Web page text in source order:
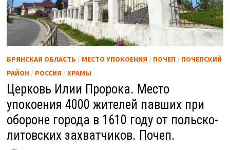
БРЯНСКАЯ ОБЛАСТЬ / МЕСТО УПОКОЕНИЯ / ПОЧЕП/ ПОЧЕПСКИЙ
РАЙОН/ РОССИЯ / ХРАМЫ
Церковь Илии Пророка. Место
упокоения 4000 жителей павших при
обороне города в 1610 году от польско-
литовских захватчиков. Почеп.